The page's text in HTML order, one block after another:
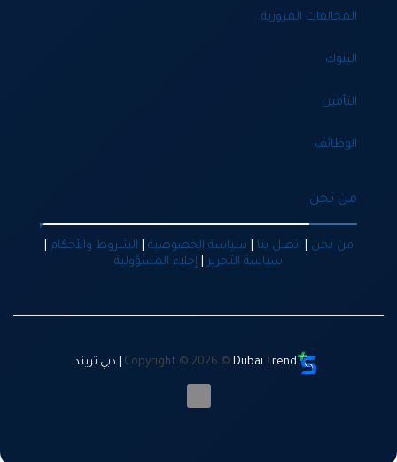
المخالفات المرورية
البنوك
التأمين
الوظائف
من نحن
من نحن اتصل بنا سياسة الخصوصية الشروط والأحكام
سياسة التحرير
إخلاء المسؤولية
Copyright © 2026 © Dubai Trend | دبي تريند